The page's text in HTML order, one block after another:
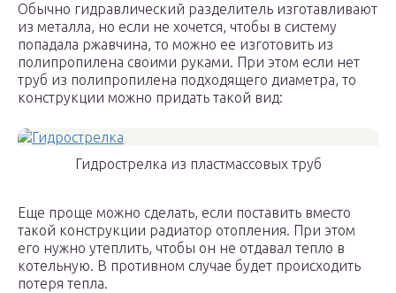
Обычно гидравлический разделитель изготавливают
из металла, но если не хочется, чтобы в систему
попадала ржавчина, то можно ее изготовить из
полипропилена своими руками. При этом если нет
труб из полипропилена подходящего диаметра, то
конструкции можно придать такой вид:
Гидрострелка из пластмассовых труб
Еще проще можно сделать, если поставить вместо
такой конструкции радиатор отопления. При этом
его нужно утеплить, чтобы он не отдавал тепло в
котельную. В противном случае будет происходить
потеря тепла.